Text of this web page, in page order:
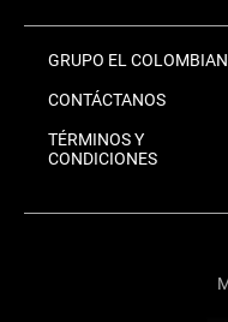
GRUPO EL
CONTÁCTANOS
TÉRMINOS Y
CONDICIONES